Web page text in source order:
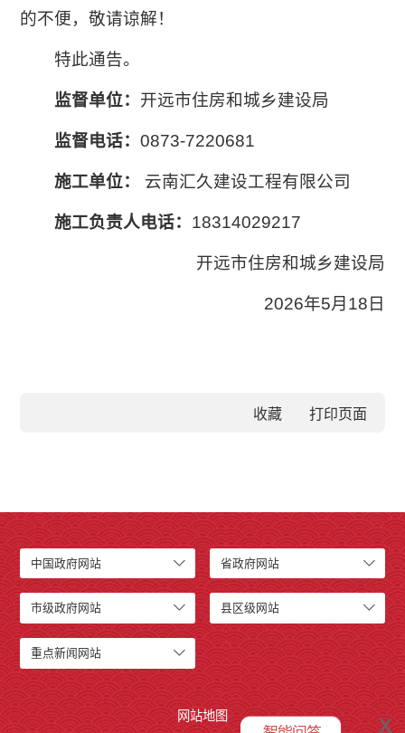
的不便，敬请谅解！
特此通告。
监督单位： 开远市住房和城乡建设局
监督电话： 0873-7220681
施工单位： 云南汇久建设工程有限公司
施工负责人电话： 18314029217
开远市住房和城乡建设局
2026年5月18日
收藏
中国政府网站 省政府网站
市级政府网站 县区级网站
重点新闻网站
网站地图 x